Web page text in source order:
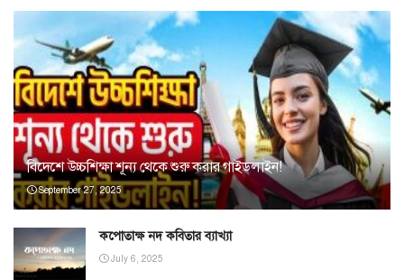
বিদেশে উচ্চশিক্ষা শূন্য থেকে শুরু করার গাইডলাইন!
September 27, 2025
কপোতাক্ষ নদ কবিতার ব্যাখ্যা
July 6, 2025